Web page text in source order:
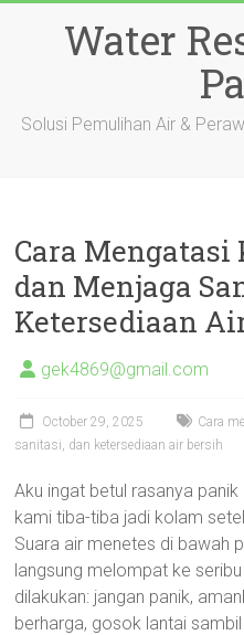
Water
Solusi Pemulihan Air &
Cara
dan Menjaga
Ketersediaan
gek4869@gmail.com
October 29, 2025
Cara
sanitasi, dan ketersediaan air bersih
Aku ingat betul rasanya
kami tiba-tiba jadi kolam
Suara air menetes di bawah
langsung melompat ke
dilakukan: jangan panik,
berharga, gosok lantai